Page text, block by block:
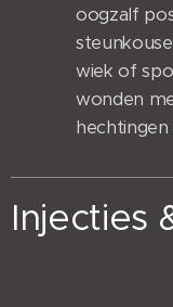
oogzalf
wiek of
wonden
hechtingen
Injecties